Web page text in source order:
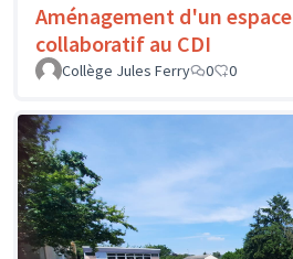
Aménagement d'un espace
collaboratif au CDI
Collège Jules Ferry
0 0